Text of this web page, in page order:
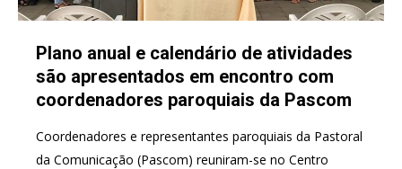
Plano anual e calendário de atividades
são apresentados em encontro com
coordenadores paroquiais da Pascom
Coordenadores e representantes paroquiais da Pastoral
da Comunicação (Pascom) reuniram-se no Centro